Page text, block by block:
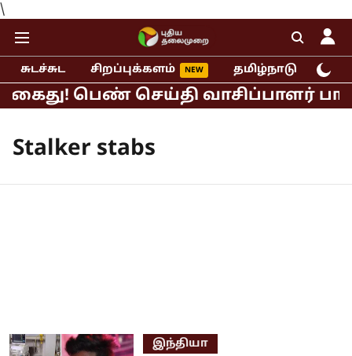
\
சுடச்சுட சிறப்புக்களம் தமிழ்நாடு
கைது! பெண் செய்தி வாசிப்பாளர்
Stalker stabs
இந்தியா